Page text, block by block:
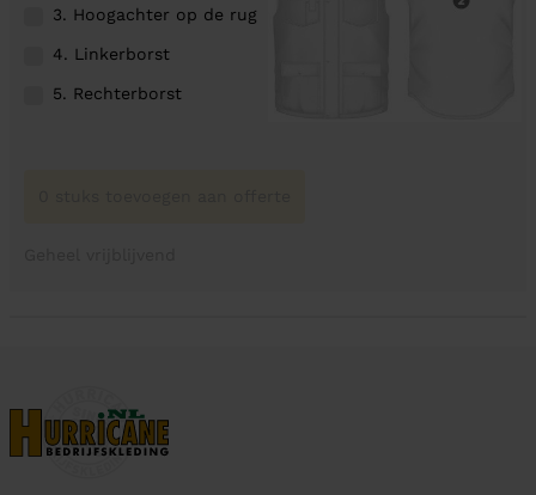
3. Hoogachter op de rug
4. Linkerborst
5. Rechterborst